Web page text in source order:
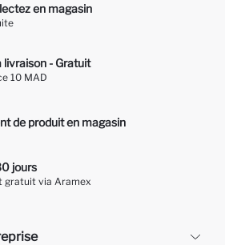
en magasin
livraison - Gratuit
10 MAD
de produit en magasin
jours
gratuit via Aramex